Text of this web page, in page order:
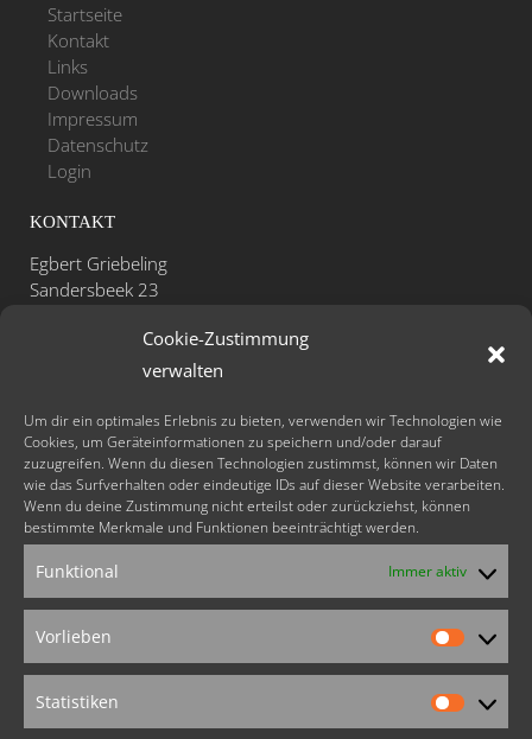
Cookie-Zustimmung
verwalten
Um dir ein optimales Erlebnis zu bieten, verwenden wir Technologien wie
Cookies, um Geräteinformationen zu speichern und/oder darauf
zuzugreifen. Wenn du diesen Technologien zustimmst, können wir Daten
wie das Surfverhalten oder eindeutige IDs auf dieser Website verarbeiten.
Wenn du deine Zustimmung nicht erteilst oder zurückziehst, können
bestimmte Merkmale und Funktionen beeinträchtigt werden.
Funktional Immer aktiv
Vorlieben
Statistiken
Startseite
Kontakt
Links
Downloads
Impressum
Datenschutz
Login
KONTAKT
Egbert Griebeling
Sandersbeek 23
Telefon: +49 - (0)551 - 531 47 26
Fax: +49 - (0)551 - 48 80 52 29
info@lachyoga-sonne.de
www.lachyoga-sonne.de
von Egbert Griebeling: